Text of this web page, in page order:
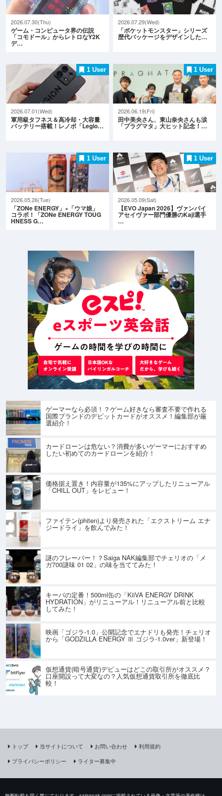
2026.07.30(Thu)
ゲーム・コンピュータ界の伝説
「コモドール」からレトロなY2K
デ…
2026.07.29(Wed)
「ポケットモンスター」シリーズ
歴代パッケージをデザインした…
1 User
2026.07.01(Wed)
軍用級タフネス＆高冷却・大容量
バッテリー搭載！レノボ「Legio…
1 User
2026.06.19(Fri)
田中美央さん、東山奈央さんも涙
「プラグマタ」大ヒット記念！…
1 User
2026.05.26(Tue)
「ZONe ENERGY」×「ウマ娘」
コラボ！「ZONe ENERGY TOUG
HNESS G…
1 User
2026.05.09(Sat)
【EVO Japan 2026】ヴァンパイ
アセイヴァー部門優勝のKaji選手
…
ゲーマーなら必須！？ゲーム好きなら審査不要で作れる
国際ブランドのデビットカードがオススメ！編集部が厳
選紹介！
カードローンは危ない？消費が多いゲーマーにおすすめ
したい初めてのカードローンを紹介！
価格据え置き！内容量が135%にアップしたリニューアル
「CHILL OUT」をレビュー！
ファイテン(phiten)より発売された「エクストリーム エナ
ジードライ」を飲んでみた！
謎のフレーバー！？Saiga NAK編集部でチェリオの「メ
ガ700謎味 01 02」の味を当ててみた！
キーバの定番！500ml缶の「KiiVA ENERGY DRINK
HYDRATION」がリニューアル！リニューアル前と比較
してみた！
映画「ゴジラ-1.0」公開記念でエナドリも発売！チェリオ
から「GODZILLA ENERGY Ⅲ ゴジラ-1.0ver」新登場！
仮想通貨(暗号通貨)デビューはどこの取引所がオススメ？
口座開設って大変なの？人気仮想通貨取引所を徹底比
較！
トップ 当サイトについて お問い合わせ
利用規約
プライバシーポリシー
ライター募集中